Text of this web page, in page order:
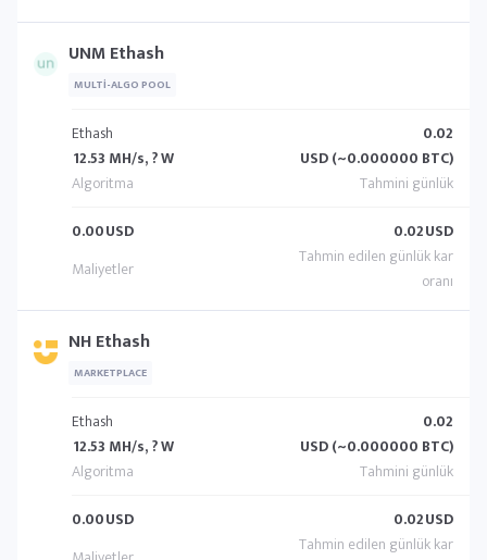
UNM Ethash
MULTI-ALGO POOL
Ethash
12.53 MH/s, ? W
0.02
USD (~0.000000 BTC)
0.00USD 0.02USD
NH Ethash
MARKETPLACE
Ethash
12.53 MH/s, ? W
0.02
USD (~0.000000 BTC)
0.00USD 0.02USD